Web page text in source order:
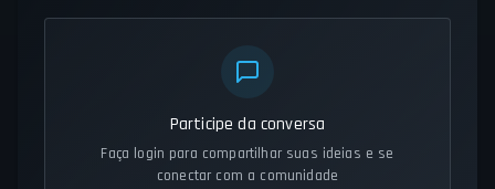
Participe da conversa
Faça login para compartilhar suas ideias e se
conectar com a comunidade